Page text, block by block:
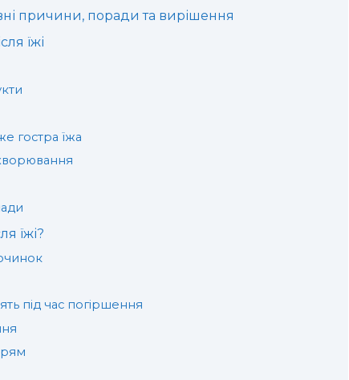
причини, поради та вирішення
їжі
гостра їжа
їжі?
під час погіршення